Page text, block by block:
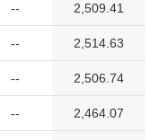
-- 2,509.41
-- 2,514.63
-- 2,506.74
-- 2,464.07